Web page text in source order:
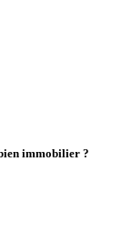
immobilier ?